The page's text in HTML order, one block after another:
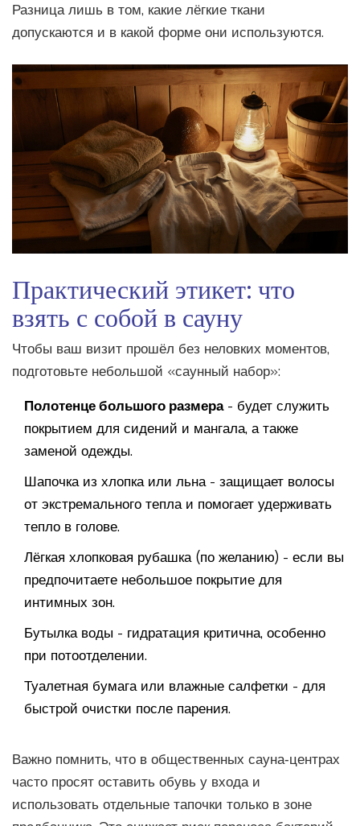
Разница лишь в том, какие лёгкие ткани
допускаются и в какой форме они используются.
Практический этикет: что
взять с собой в сауну
Чтобы ваш визит прошёл без неловких моментов,
подготовьте небольшой «саунный набор»:
Полотенце большого размера- будет служить
покрытием для сидений и мангала, а также
заменой одежды.
Шапочка из хлопка или льна - защищает волосы
от экстремального тепла и помогает удерживать
тепло в голове.
Лёгкая хлопковая рубашка (по желанию) - если вы
предпочитаете небольшое покрытие для
интимных зон.
Бутылка воды - гидратация критична, особенно
при потоотделении.
Туалетная бумага или влажные салфетки - для
быстрой очистки после парения.
Важно помнить, что в общественных сауна‑центрах
часто просят оставить обувь у входа и
использовать отдельные тапочки только в зоне